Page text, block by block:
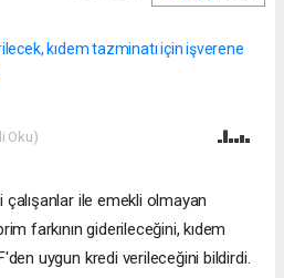
Oku)
çalışanlar ile emekli olmayan
farkının giderileceğini, kıdem
uygun kredi verileceğini bildirdi.